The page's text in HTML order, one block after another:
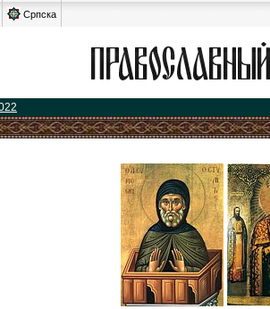
Српска